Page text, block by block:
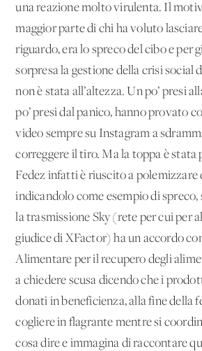
una reazione molto virulenta. Il
maggior parte di chi ha voluto
riguardo, era lo spreco del cibo e per
sorpresa la gestione della crisi social
non è stata all’altezza. Un po’ presi
po’ presi dal panico, hanno provato
video sempre su Instagram a
correggere il tiro. Ma la toppa è stata
Fedez infatti è riuscito a polemizzare
indicandolo come esempio di spreco,
la trasmissione Sky (rete per cui per
giudice di XFactor) ha un accordo
Alimentare per il recupero degli
a chiedere scusa dicendo che i
donati in beneficienza, alla fine della
cogliere in flagrante mentre si
cosa dire e immagina di raccontare